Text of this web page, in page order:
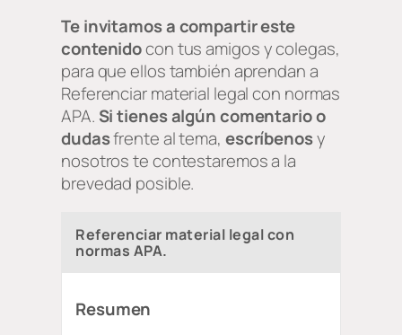
Te invitamos a compartir este
contenidocon tus amigos y colegas,
para que ellos también aprendan a
Referenciar material legal con normas
APA. Si tienes algún comentario o
dudasfrente al tema, escríbenosy
nosotros te contestaremos a la
brevedad posible.
Referenciar material legal con
normas APA.
Resumen